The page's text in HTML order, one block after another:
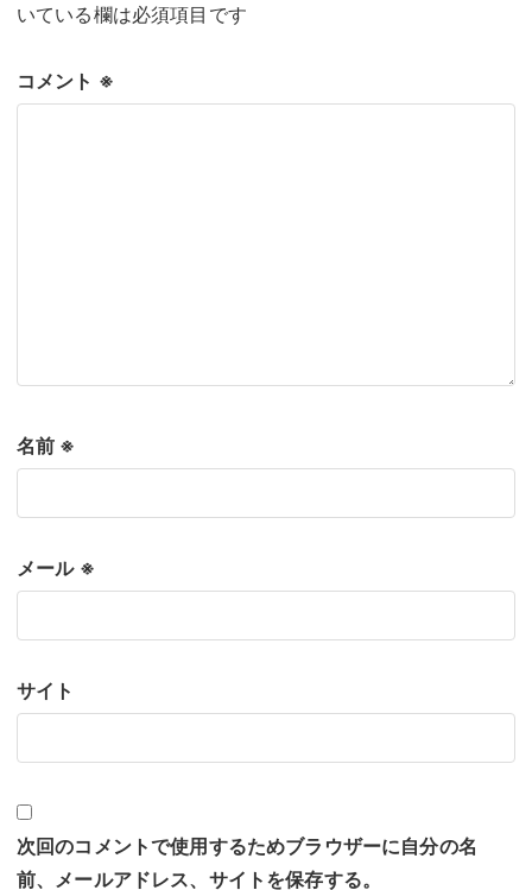
いている欄は必須項目です
コメント ※
名前 ※
メール ※
サイト
次回のコメントで使用するためブラウザーに自分の名
前、メールアドレス、サイトを保存する。